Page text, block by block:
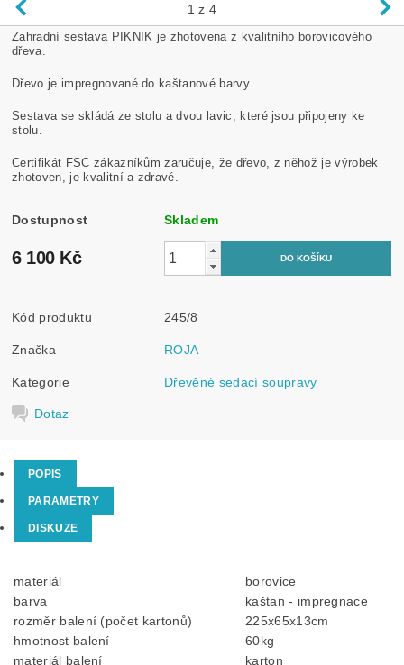
1 z 4
Zahradní sestava PIKNIK je zhotovena z kvalitního borovicového
dřeva.
Dřevo je impregnované do kaštanové barvy.
Sestava se skládá ze stolu a dvou lavic, které jsou připojeny ke
stolu.
Certifikát FSC zákazníkům zaručuje, že dřevo, z něhož je výrobek
zhotoven, je kvalitní a zdravé.
Dostupnost Skladem
6 100 Kč
Kód produktu 245/8
Značka ROJA
Kategorie Dřevěné sedací soupravy
Dotaz
POPIS
PARAMETRY
DISKUZE
materiál
borovice
barva
kaštan - impregnace
rozměr balení (počet kartonů)
225x65x13cm
hmotnost balení
60kg
materiál balení
karton